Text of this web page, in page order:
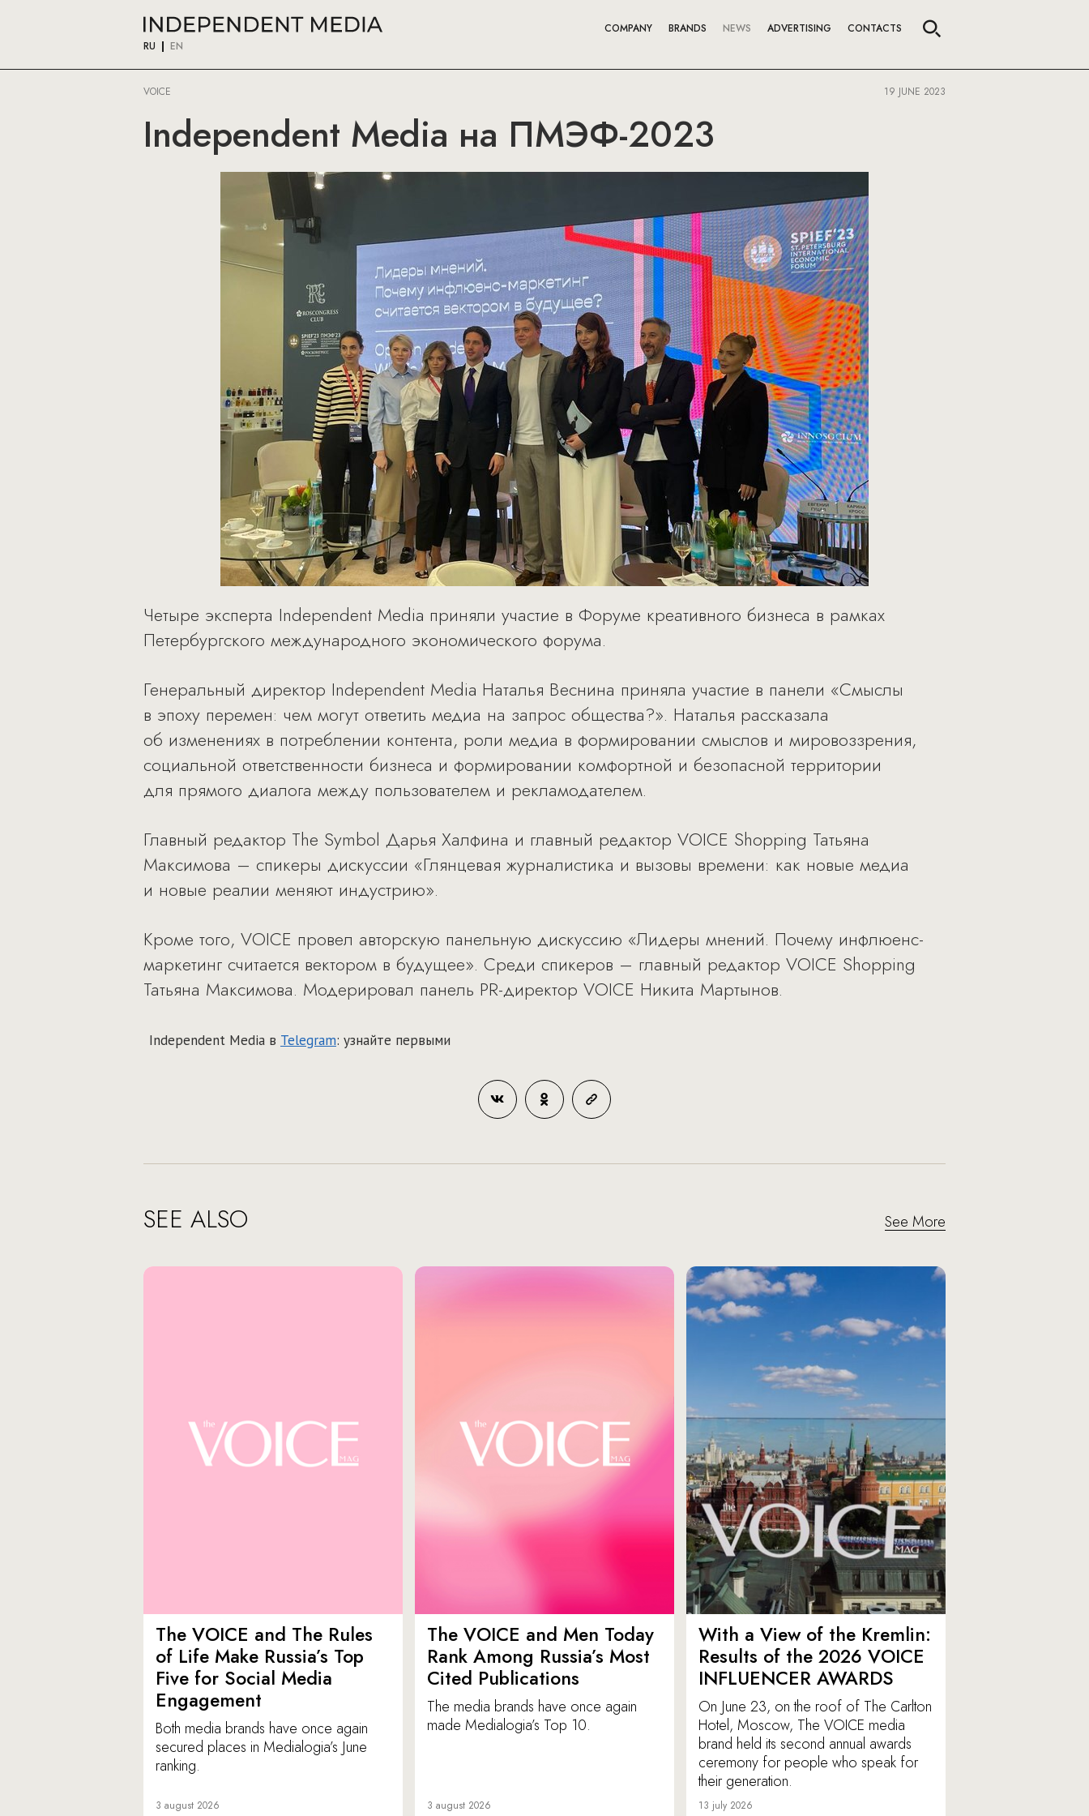
RU EN
COMPANY BRANDS NEWS ADVERTISING CONTACTS
VOICE 19 JUNE 2023
Independent Media на ПМЭФ-2023
Четыре эксперта Independent Media приняли участие в Форуме креативного бизнеса в рамках
Петербургского международного экономического форума.
Генеральный директор Independent Media Наталья Веснина приняла участие в панели «Смыслы
в эпоху перемен: чем могут ответить медиа на запрос общества?». Наталья рассказала
об изменениях в потреблении контента, роли медиа в формировании смыслов и мировоззрения,
социальной ответственности бизнеса и формировании комфортной и безопасной территории
для прямого диалога между пользователем и рекламодателем.
Главный редактор The Symbol Дарья Халфина и главный редактор VOICE Shopping Татьяна
Максимова – спикеры дискуссии «Глянцевая журналистика и вызовы времени: как новые медиа
и новые реалии меняют индустрию».
Кроме того, VOICE провел авторскую панельную дискуссию «Лидеры мнений. Почему инфлюенс-
маркетинг считается вектором в будущее». Среди спикеров – главный редактор VOICE Shopping
Татьяна Максимова. Модерировал панель PR-директор VOICE Никита Мартынов.
Independent Media в Telegram: узнайте первыми
SEE ALSO See More
The VOICE and The Rules
of Life Make Russia’s Top
Five for Social Media
Engagement
Both media brands have once again
secured places in Medialogia’s June
ranking.
3 august 2026
The VOICE and Men Today
Rank Among Russia’s Most
Cited Publications
The media brands have once again
made Medialogia’s Top 10.
3 august 2026
With a View of the Kremlin:
Results of the 2026 VOICE
INFLUENCER AWARDS
On June 23, on the roof of The Carlton
Hotel, Moscow, The VOICE media
brand held its second annual awards
ceremony for people who speak for
their generation.
13 july 2026